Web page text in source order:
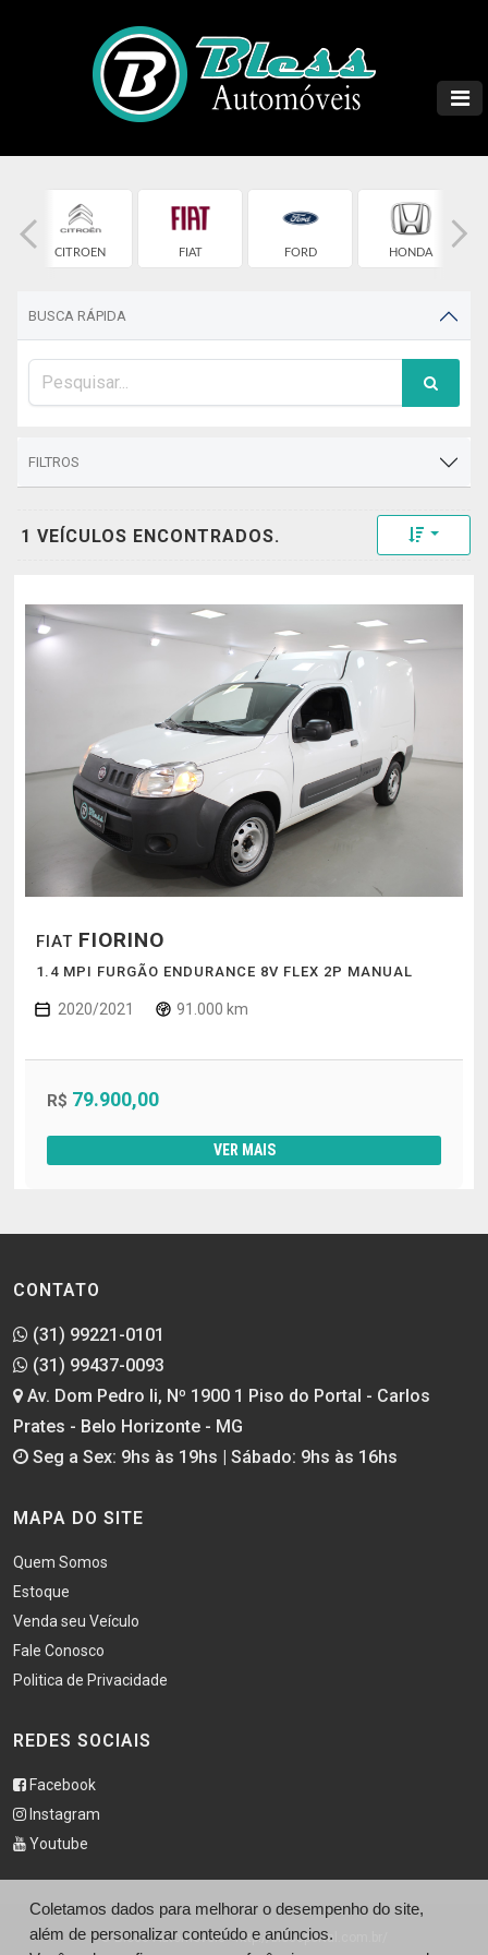
CITROEN FIAT FORD HONDA
BUSCA RÁPIDA
FILTROS
1 VEÍCULOS ENCONTRADOS. Toggle
FIAT FIORINO
1.4 MPI FURGÃO ENDURANCE 8V FLEX 2P MANUAL
2020/2021 91.000 km
R$ 79.900,00
VER MAIS
CONTATO
(31) 99221-0101
(31) 99437-0093
Av. Dom Pedro Ii, Nº 1900 1 Piso do Portal - Carlos
Prates - Belo Horizonte - MG
Seg a Sex: 9hs às 19hs | Sábado: 9hs às 16hs
MAPA DO SITE
Quem Somos
Estoque
Venda seu Veículo
Fale Conosco
Politica de Privacidade
REDES SOCIAIS
Facebook
Instagram
Youtube
© Bless Automóveis - http://blessportal.com.br/
Coletamos dados para melhorar o desempenho do site,
além de personalizar conteúdo e anúncios.